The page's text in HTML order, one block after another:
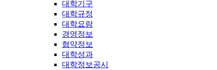
대학기구
대학규정
대학요람
경영정보
협약정보
대학성과
대학정보공시